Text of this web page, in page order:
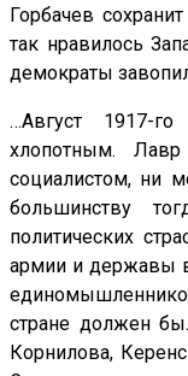
Горбачев
так нравилось
демократы
…Август 1917-
хлопотным.
социалистом, ни
большинству
политических
армии и державы
стране должен
Корнилова,